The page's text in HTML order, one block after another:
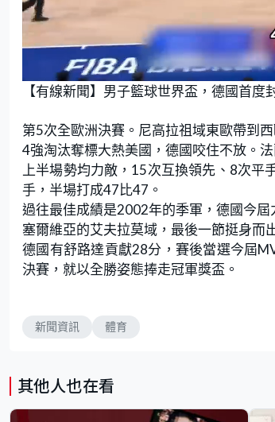
U
n
m
u
L
d
3
8
5
7
%
【有線新聞】男子籃球世界盃，德國首度
第5次全歐洲決賽。尼高拉祖域東歐帶到
4強淘汰奪標大熱美國，德國咬住不放。
上半場勢均力敵，15次互換領先、8次
手，半場打成47比47。
過往最佳成績是2002年的季軍，德國今
塞爾維亞的艾夫拉莫域，最後一節挺身而
德國有舒路達貢獻28分，賽後當選今屆
決賽，就以全勝姿態捧走冠軍獎盃。
新聞資訊 體育
其他人也在看